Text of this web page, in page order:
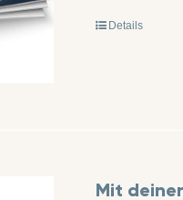
Details
Mit